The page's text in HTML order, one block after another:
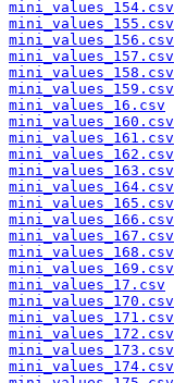
mini_values_154.csv
mini_values_155.csv
mini_values_156.csv
mini_values_157.csv
mini_values_158.csv
mini_values_159.csv
mini_values_16.csv
mini_values_160.csv
mini_values_161.csv
mini_values_162.csv
mini_values_163.csv
mini_values_164.csv
mini_values_165.csv
mini_values_166.csv
mini_values_167.csv
mini_values_168.csv
mini_values_169.csv
mini_values_17.csv
mini_values_170.csv
mini_values_171.csv
mini_values_172.csv
mini_values_173.csv
mini_values_174.csv